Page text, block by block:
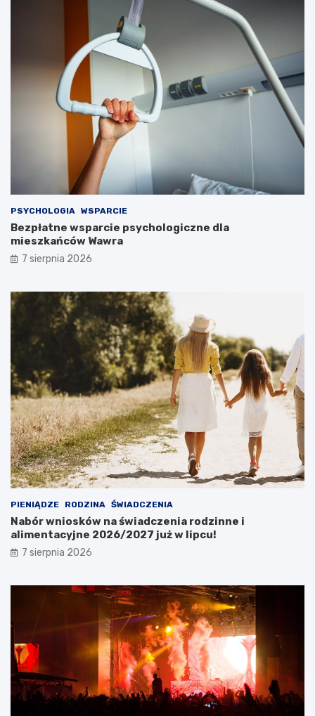
PSYCHOLOGIA WSPARCIE
Bezpłatne wsparcie psychologiczne dla
mieszkańców Wawra
7 sierpnia 2026
PIENIĄDZE RODZINA ŚWIADCZENIA
Nabór wniosków na świadczenia rodzinne i
alimentacyjne 2026/2027 już w lipcu!
7 sierpnia 2026